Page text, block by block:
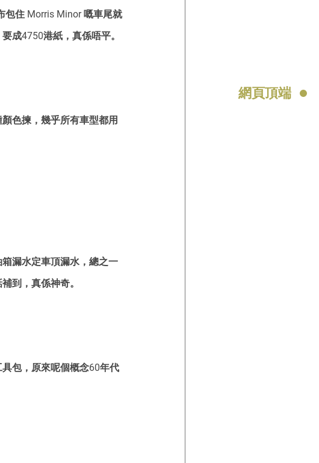
網頁頂端
包住 Morris Minor 嘅車尾就
成4750港紙，真係唔平。
色揀，幾乎所有車型都用
漏水定車頂漏水，總之一
到，真係神奇。
包，原來呢個概念60年代